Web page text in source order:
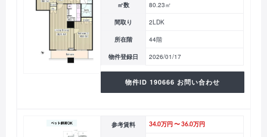
㎡数 80.23㎡
間取り 2LDK
所在階 44階
物件登録日 2026/01/17
物件ID 190666 お問い合わせ
参考賃料 34.0万円 〜 36.0万円